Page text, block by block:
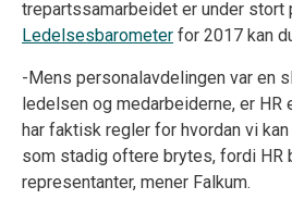
trepartssamarbeidet er under stort
Ledelsesbarometer for 2017 kan
-Mens personalavdelingen var en
ledelsen og medarbeiderne, er HR
har faktisk regler for hvordan vi
som stadig oftere brytes, fordi HR
representanter, mener Falkum.